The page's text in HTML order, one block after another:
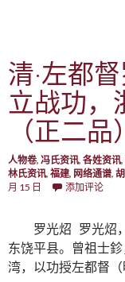
清·左都
立战功，
（正二
人物卷, 冯氏资讯, 各姓资讯,
林氏资讯, 福建, 网络通谱,
月 15 日
添加评论
罗光炤 罗光炤
东饶平县。曾祖士
湾，以功授左都督